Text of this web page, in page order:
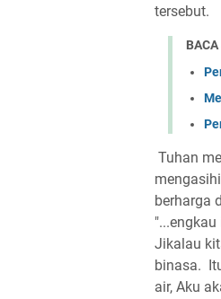
tersebut.
Tuhan
berharga
Jikalau
binasa.
air, Aku